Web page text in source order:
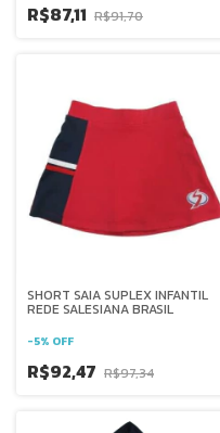
R$87,11 R$91,70
SHORT SAIA SUPLEX INFANTIL
REDE SALESIANA BRASIL
-5% OFF
R$92,47 R$97,34